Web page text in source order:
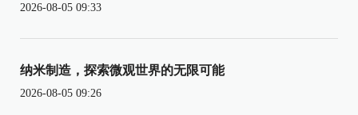
2026-08-05 09:33
纳米制造，探索微观世界的无限可能
2026-08-05 09:26